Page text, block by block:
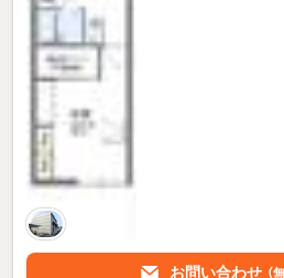
お問い合わせ （